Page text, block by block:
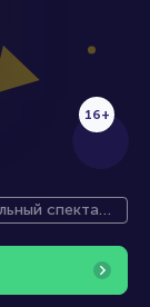
16+
спектакл